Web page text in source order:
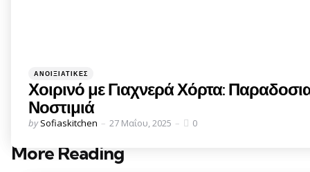
Categories
Posted
ΑΝΟΙΞΙΆΤΙΚΕΣ
Χοιρινό με Γιαχνερά Χόρτα:
Νοστιμιά
Posted
by Sofiaskitchen 27 Μαΐου, 2025 0
More Reading
Post